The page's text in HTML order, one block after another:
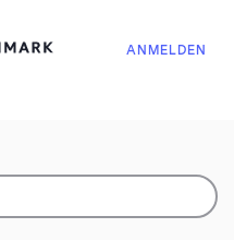
ANMELDEN